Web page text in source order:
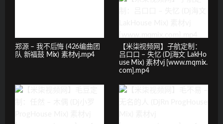
郑源 – 我不后悔 (426编曲团
队 新福鼓 Mix) 素材vj.mp4
【米柒视频网】子航定制：
吕口口 – 失忆 (Dj海文 LakHo
use Mix) 素材vj [www.mqmix.
com].mp4